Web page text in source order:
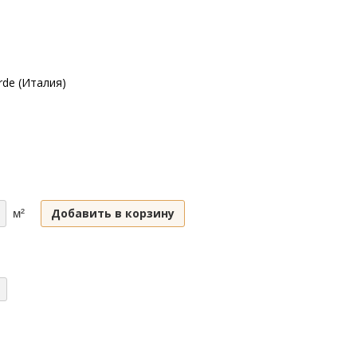
(Италия)
м² Добавить в корзину